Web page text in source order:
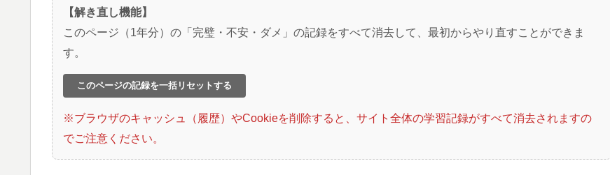
【解き直し機能】
このページ（1年分）の「完璧・不安・ダメ」の記録をすべて消去して、最初からやり直すことができま
す。
このページの記録を一括リセットする
※ブラウザのキャッシュ（履歴）やCookieを削除すると、サイト全体の学習記録がすべて消去されますの
でご注意ください。